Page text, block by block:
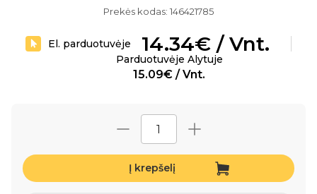
Prekės kodas: 146421785
El. parduotuvėje 14.34€ / Vnt.
Parduotuvėje Alytuje
15.09€ / Vnt.
Į krepšelį